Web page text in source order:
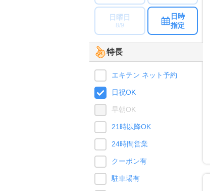
日曜日
8/9
日時
指定
特長
エキテン ネット予約
日祝OK
早朝OK
21時以降OK
24時間営業
クーポン有
駐車場有